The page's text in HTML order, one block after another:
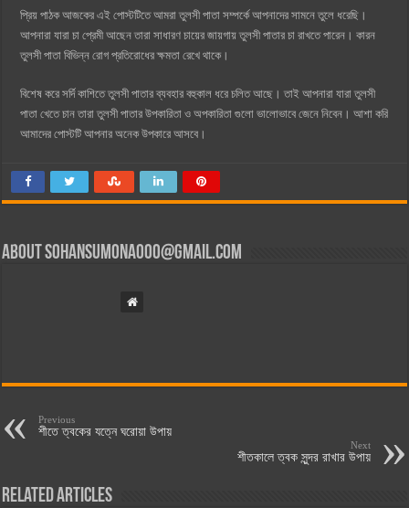
প্রিয় পাঠক আজকের এই পোস্টটিতে আমরা তুলসী পাতা সম্পর্কে আপনাদের সামনে তুলে ধরেছি।
আপনারা যারা চা প্রেমী আছেন তারা সাধারণ চায়ের জায়গায় তুলসী পাতার চা রাখতে পারেন। কারন
তুলসী পাতা বিভিন্ন রোগ প্রতিরোধের ক্ষমতা রেখে থাকে।
বিশেষ করে সর্দি কাশিতে তুলসী পাতার ব্যবহার বহুকাল ধরে চলিত আছে। তাই আপনারা যারা তুলসী
পাতা খেতে চান তারা তুলসী পাতার উপকারিতা ও অপকারিতা গুলো ভালোভাবে জেনে নিবেন। আশা করি
আমাদের পোস্টটি আপনার অনেক উপকারে আসবে।
Aboutsohansumona000@gmail.com
Previous
শীতে ত্বকের যত্নে ঘরোয়া উপায়
Next
শীতকালে ত্বক সুন্দর রাখার উপায়
Related Articles